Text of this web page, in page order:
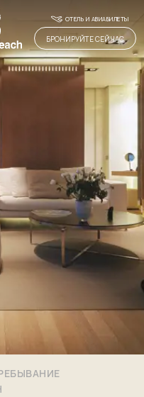
ОТЕЛЬ И АВИАБИЛЕТЫ
БРОНИРУЙТЕ СЕЙЧАС